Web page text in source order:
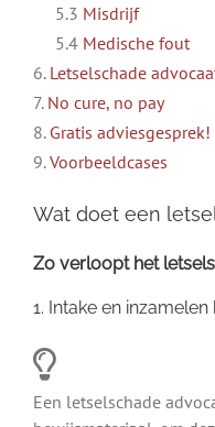
5.3 Misdrijf
5.4 Medische fout
6. Letselschade
7. No cure, no pay
8. Gratis adviesgesprek!
9.Voorbeeldcases
Wat doet een
Zo verloopt het
1. Intake en
Een letselschade